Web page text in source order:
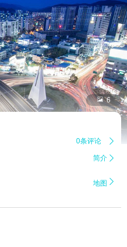
 6
0条评论 
简介 
地图 